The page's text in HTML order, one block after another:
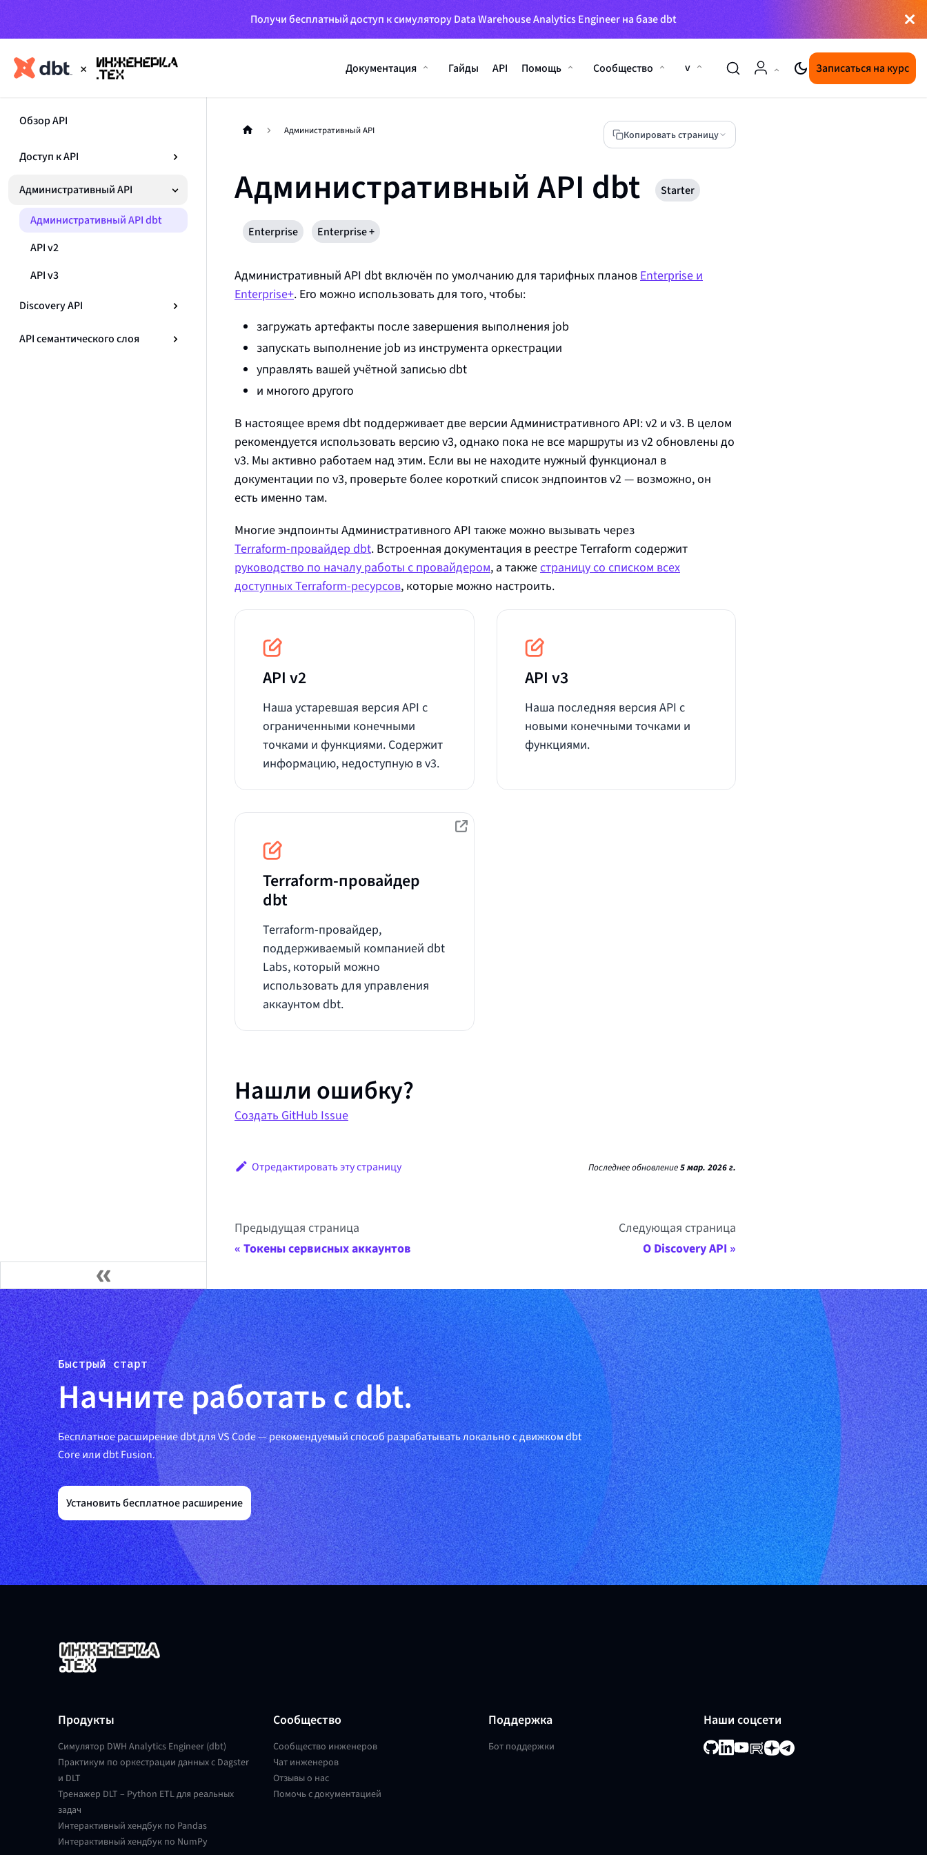
Получи бесплатный доступ к симулятору Data Warehouse Analytics Engineer на базе dbt
Документация Гайды API Помощь Сообщество Записаться на курс
v
Обзор API
Доступ к API
Административный API
Административный API dbt
API v2
API v3
Discovery API
API семантического слоя
Административный API Копировать страницу
Административный API dbt Starter
Enterprise Enterprise +
Административный API dbt включён по умолчанию для тарифных планов Enterprise и
Enterprise+. Его можно использовать для того, чтобы:
загружать артефакты после завершения выполнения job
запускать выполнение job из инструмента оркестрации
управлять вашей учётной записьюdbt
и многого другого
В настоящее время dbt поддерживает две версии Административного API: v2 и v3. В целом
рекомендуется использовать версию v3, однако пока не все маршруты из v2 обновлены до
v3. Мы активно работаем над этим. Если вы не находите нужный функционал в
документации по v3, проверьте более короткий список эндпоинтов v2 — возможно, он
есть именно там.
Многие эндпоинты Административного API также можно вызывать через
Terraform‑провайдер dbt. Встроенная документация в реестре Terraform содержит
руководство по началу работы с провайдером, а такжестраницу со списком всех
доступных Terraform‑ресурсов, которые можно настроить.
API v2
Наша устаревшая версия API с
ограниченными конечными
точками и функциями. Содержит
информацию, недоступную в v3.
API v3
Наша последняя версия API с
новыми конечными точками и
функциями.
Terraform‑провайдер
dbt
Terraform‑провайдер,
поддерживаемый компанией dbt
Labs, который можно
использовать для управления
аккаунтом dbt.
Нашли ошибку?
Создать GitHub Issue
Отредактировать эту страницу Последнее обновление5 мар. 2026 г.
Предыдущая страница
Токены сервисных аккаунтов
Следующая страница
О Discovery API
Быстрый старт
Начните работать с dbt.
Бесплатное расширение dbt для VS Code — рекомендуемый способ разрабатывать локально с движком dbt
Core или dbt Fusion.
Установить бесплатное расширение
Продукты
Симулятор DWH Analytics Engineer (dbt)
Практикум по оркестрации данных с Dagster
и DLT
Тренажер DLT – Python ETL для реальных
задач
Интерактивный хендбук по Pandas
Интерактивный хендбук по NumPy
Сообщество
Сообщество инженеров
Чат инженеров
Отзывы о нас
Помочь с документацией
Поддержка
Бот поддержки
Наши соцсети